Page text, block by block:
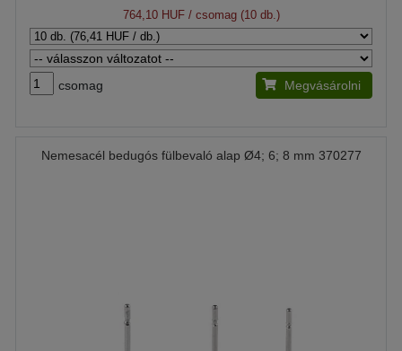
764,10 HUF/ csomag (10 db.)
csomag Megvásárolni
Nemesacél bedugós fülbevaló alap Ø4; 6; 8 mm 370277